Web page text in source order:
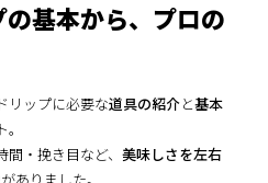
基本から、プロの
リップに必要な道具の紹介と基本
・挽き目など、 美味しさを左右